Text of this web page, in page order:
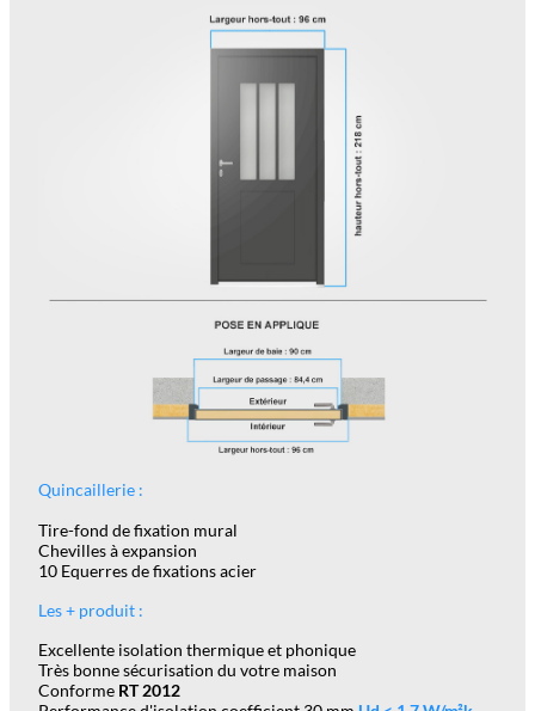
Quincaillerie :
Tire-fond de fixation mural
Chevilles à expansion
10 Equerres de fixations acier
Les + produit :
Excellente isolation thermique et phonique
Très bonne sécurisation du votre maison
Conforme RT 2012